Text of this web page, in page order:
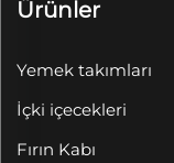
Ürünler
Yemek takımları
İçki içecekleri
Fırın Kabı